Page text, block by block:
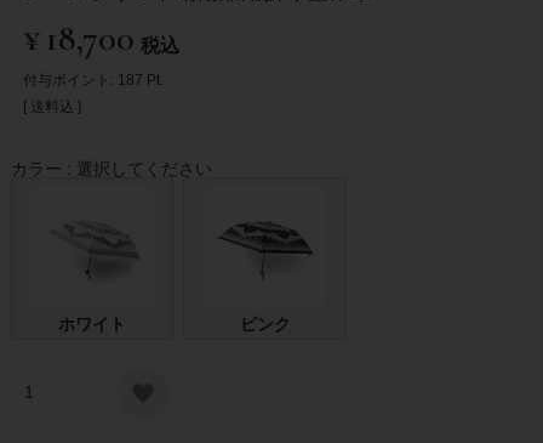
¥18,700 税込
付与ポイント: 187 Pt.
送料込
カラー 選択してください
ホワイト ピンク